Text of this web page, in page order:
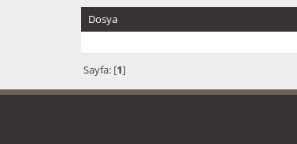
Dosya
Sayfa: [1]